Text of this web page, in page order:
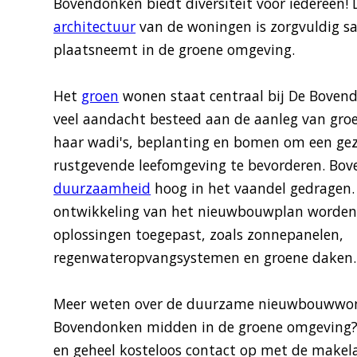
architectuur van de woningen is zorgvuldig
plaatsneemt in de groene omgeving.
Het groen wonen staat centraal bij De
veel aandacht besteed aan de aanleg van
haar wadi's, beplanting en bomen om een
rustgevende leefomgeving te bevorderen.
duurzaamheid hoog in het vaandel
ontwikkeling van het nieuwbouwplan
oplossingen toegepast, zoals zonnepanelen,
regenwateropvangsystemen en groene daken.
Meer weten over de duurzame
Bovendonken midden in de groene
en geheel kosteloos contact op met de